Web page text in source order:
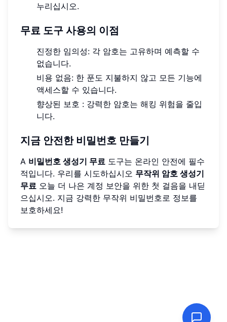
누리십시오.
무료 도구 사용의 이점
진정한 임의성: 각 암호는 고유하며 예측할 수
없습니다.
비용 없음: 한 푼도 지불하지 않고 모든 기능에
액세스할 수 있습니다.
향상된 보호 : 강력한 암호는 해킹 위험을 줄입
니다.
지금 안전한 비밀번호 만들기
A 비밀번호 생성기 무료 도구는 온라인 안전에 필수
적입니다. 우리를 시도하십시오 무작위 암호 생성기
무료 오늘 더 나은 계정 보안을 위한 첫 걸음을 내딛
으십시오. 지금 강력한 무작위 비밀번호로 정보를
보호하세요!